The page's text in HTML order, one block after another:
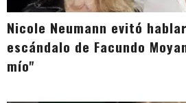
Nicole Neumann evitó
escándalo de Facundo
mío"